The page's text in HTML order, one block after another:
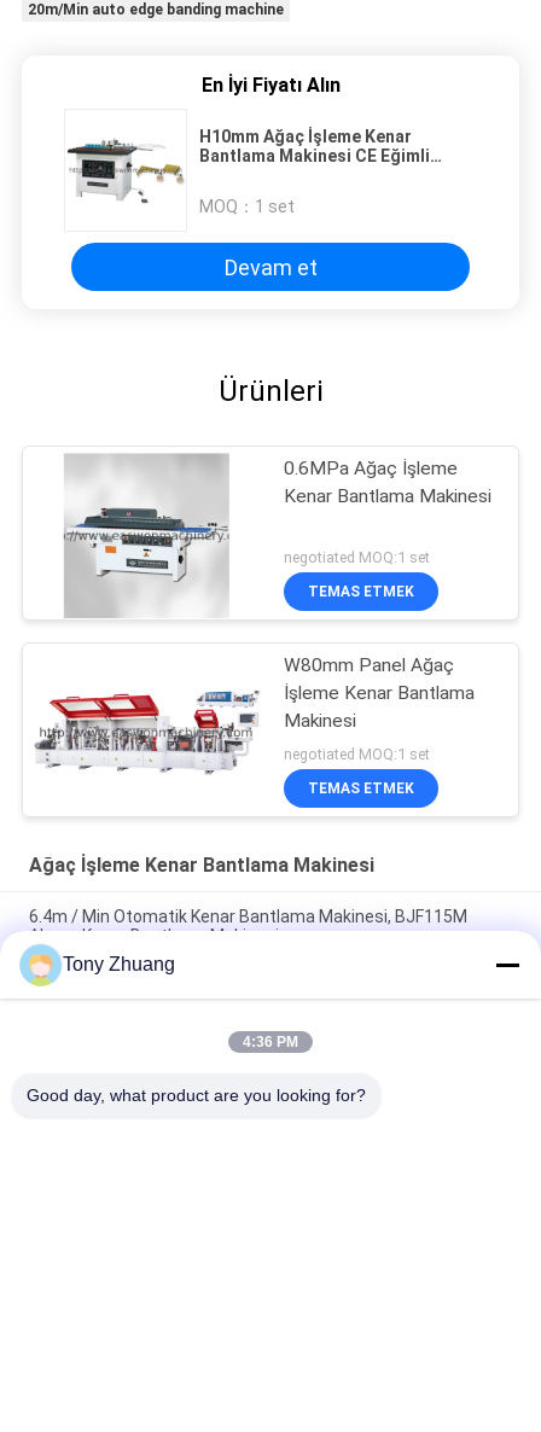
20m/Min auto edge banding machine
En İyi Fiyatı Alın
H10mm Ağaç İşleme Kenar
Bantlama Makinesi CE Eğimli
MOQ： 1 set
Devam et
Ürünleri
0.6MPa Ağaç İşleme
Kenar Bantlama Makinesi
negotiated MOQ:1 set
TEMAS ETMEK
W80mm Panel Ağaç
İşleme Kenar Bantlama
Makinesi
negotiated MOQ:1 set
TEMAS ETMEK
Ağaç İşleme Kenar Bantlama Makinesi
6.4m / Min Otomatik Kenar Bantlama Makinesi, BJF115M
Ahşap Kenar Bantlama Makinesi
Mobilya yapımı için T60mm Ağaç İşleme Kenar Bantlama
Makinesi W80mm
H10mm Ağaç İşleme Kenar Bantlama Makinesi CE Eğimli Kenar
Tony Zhuang
4:36 PM
Good day, what product are you looking for?